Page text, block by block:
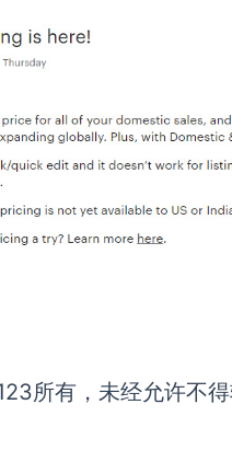
所有，未经允许不